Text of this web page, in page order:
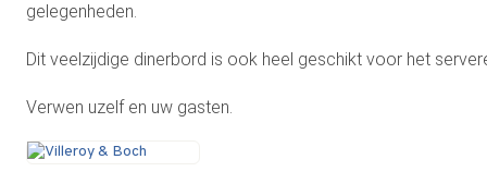
gelegenheden.
Dit veelzijdige dinerbord is ook heel geschikt voor het
Verwen uzelf en uw gasten.